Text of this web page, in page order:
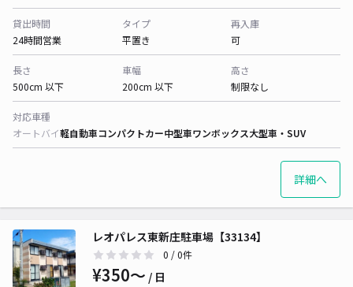
貸出時間
24時間営業
タイプ
平置き
再入庫
可
長さ
500cm 以下
車幅
200cm 以下
高さ
制限なし
対応車種
オートバイ軽自動車コンパクトカー中型車ワンボックス大型車・SUV
詳細へ
レオパレス東新庄駐車場【33134】
0 / 0件
¥350〜 / 日